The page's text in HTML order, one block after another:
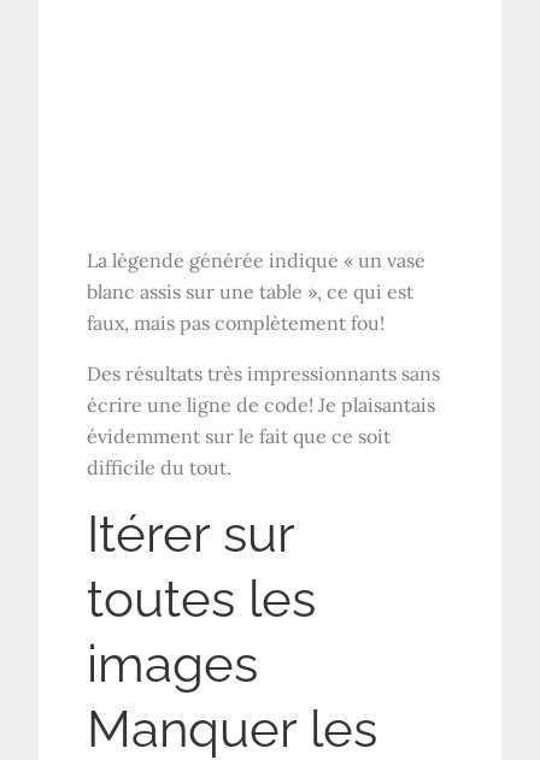
La légende générée indique « un vase
blanc assis sur une table », ce qui est
faux, mais pas complètement fou!
Des résultats très impressionnants sans
écrire une ligne de code! Je plaisantais
évidemment sur le fait que ce soit
difficile du tout.
Itérer sur
toutes les
images
Manquer les